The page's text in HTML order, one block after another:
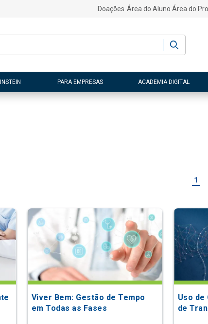
Doações Área do Aluno Área do
PARA EMPRESAS ACADEMIA DIGITAL
1
Viver Bem: Gestão de Tempo
em Todas as Fases
Uso de
de